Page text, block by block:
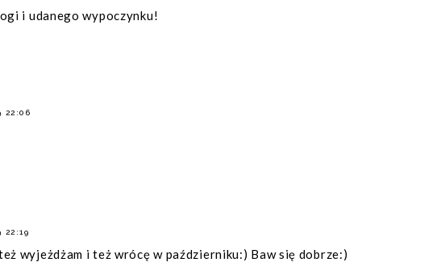
i udanego wypoczynku!
22:06
22:19
wyjeżdżam i też wrócę w październiku:) Baw się dobrze:)